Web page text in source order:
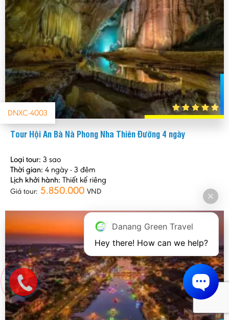
DNXC-4003
Tour Hội An Bà Nà Phong Nha Thiên Đường 4 ngày
Loại tour: 3 sao
Thời gian: 4 ngày - 3 đêm
Lịch khởi hành: Thiết kế riêng
Giá tour: 5.850.000 VND
Danang Green Travel
Hey there! How can we help?